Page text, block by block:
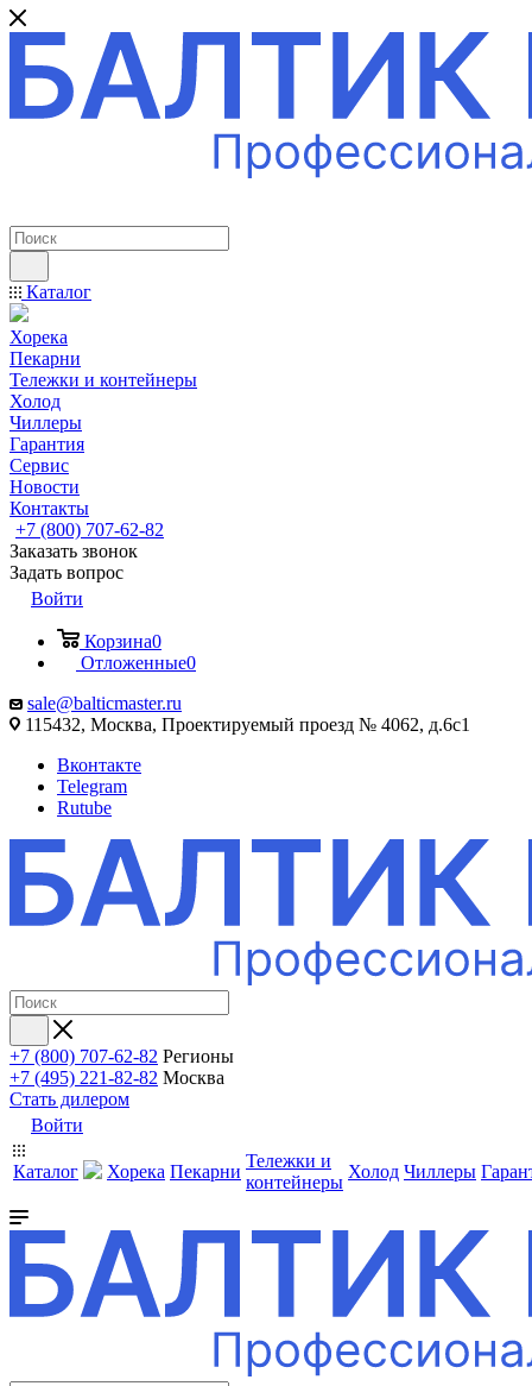
Каталог
Хорека
Пекарни
Тележки и контейнеры
Холод
Чиллеры
Гарантия
Сервис
Новости
Контакты
+7 (800) 707-62-82
Заказать звонок
Задать вопрос
Войти
Корзина0
Отложенные0
sale@balticmaster.ru
115432, Москва, Проектируемый проезд № 4062, д.6с1
Вконтакте
Telegram
Rutube
+7 (800) 707-62-82 Регионы
+7 (495) 221-82-82 Москва
Стать дилером
Войти
Каталог Хорека Пекарни
Тележки и
контейнеры
Холод Чиллеры